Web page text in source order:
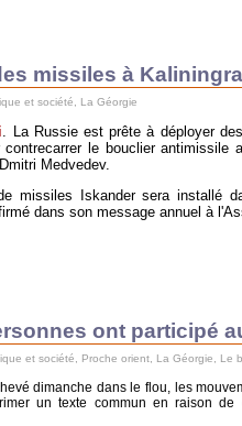
missiles à
et société, La Géorgie
. La Russie est prête à déployer
le bouclier antimissile
Medvedev.
missiles Iskander sera installé
dans son message annuel à
ont participé
et société Proche orient La Géorgie Le
dimanche dans le flou, les
un texte commun en raison